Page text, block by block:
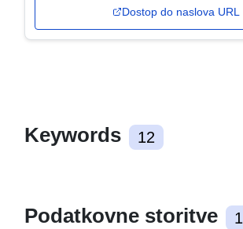
Dostop do naslova URL
Keywords 12
Podatkovne storitve 1